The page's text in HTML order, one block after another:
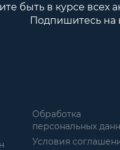
быть в курсе всех
Подпишитесь на
Обработка
персональных
Условия